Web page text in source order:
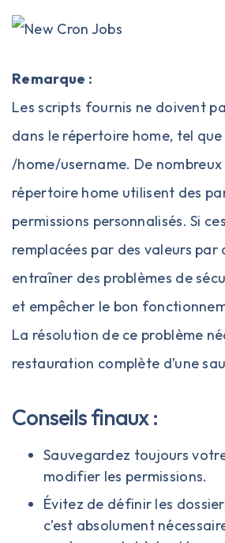
Remarque :
Les scripts fournis ne doivent
dans le répertoire home, tel que
/home/username. De nombreux
répertoire home utilisent des
permissions personnalisés. Si
remplacées par des valeurs
entraîner des problèmes de
et empêcher le bon
La résolution de ce problème
restauration complète d’une
Conseils finaux :
Sauvegardez toujours
modifier les permissions.
Évitez de définir les
c’est absolument